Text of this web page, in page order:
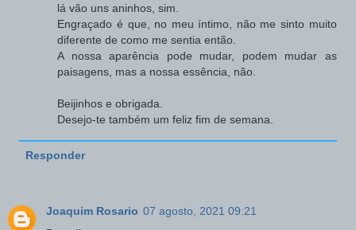
lá vão uns aninhos, sim.
Engraçado é que, no meu íntimo, não me sinto muito
diferente de como me sentia então.
A nossa aparência pode mudar, podem mudar as
paisagens, mas a nossa essência, não.
Beijinhos e obrigada.
Desejo-te também um feliz fim de semana.
Responder
Joaquim Rosario 07 agosto, 2021 09:21